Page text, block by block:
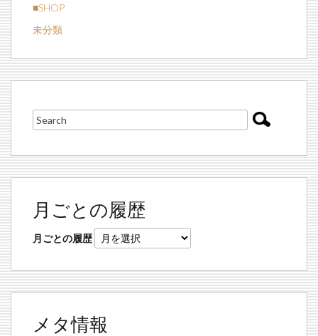
■SHOP
未分類
月ごとの履歴
月ごとの履歴
メタ情報